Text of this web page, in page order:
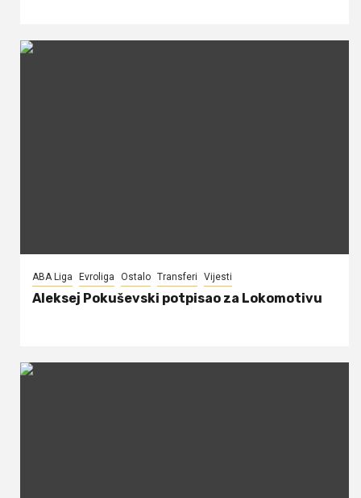
ABA Liga Evroliga Ostalo Transferi Vijesti
Aleksej Pokuševski potpisao za Lokomotivu